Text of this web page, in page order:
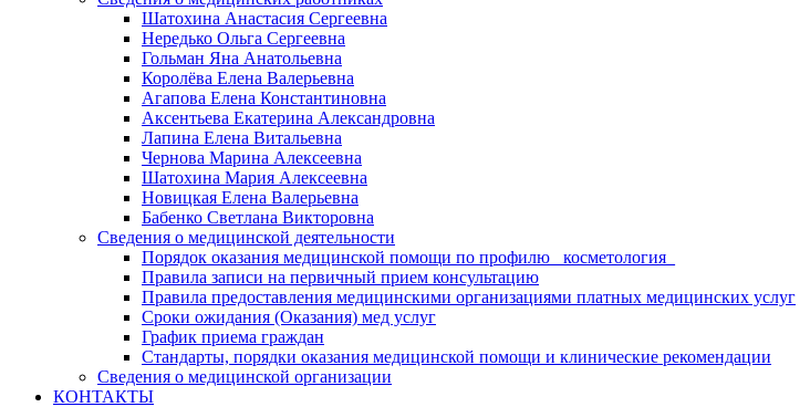
Шатохина Анастасия Сергеевна
Нередько Ольга Сергеевна
Гольман Яна Анатольевна
Королёва Елена Валерьевна
Агапова Елена Константиновна
Аксентьева Екатерина Александровна
Лапина Елена Витальевна
Чернова Марина Алексеевна
Шатохина Мария Алексеевна
Новицкая Елена Валерьевна
Бабенко Светлана Викторовна
Сведения о медицинской деятельности
Порядок оказания медицинской помощи по профилю _косметология_
Правила записи на первичный прием консультацию
Правила предоставления медицинскими организациями платных медицинских услуг
Сроки ожидания (Оказания) мед услуг
График приема граждан
Стандарты, порядки оказания медицинской помощи и клинические рекомендации
Сведения о медицинской организации
КОНТАКТЫ